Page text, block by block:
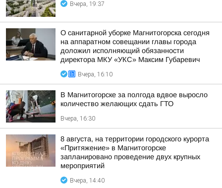
Вчера, 19:37
О санитарной уборке Магнитогорска сегодня
на аппаратном совещании главы города
доложил исполняющий обязанности
директора МКУ «УКС» Максим Губаревич
Вчера, 16:10
В Магнитогорске за полгода вдвое выросло
количество желающих сдать ГТО
Вчера, 16:30
8 августа, на территории городского курорта
«Притяжение» в Магнитогорске
запланировано проведение двух крупных
мероприятий
Вчера, 14:40